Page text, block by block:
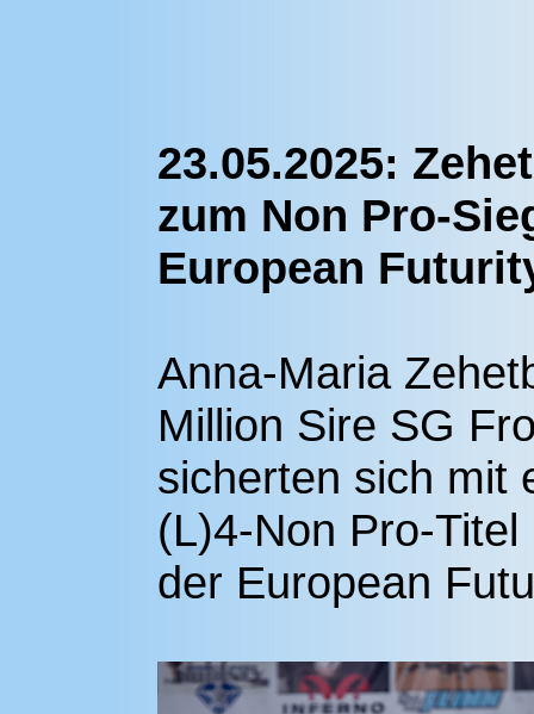
23.05.2025:
zum Non Pro-
European
Anna-Maria
Million Sire SG
sicherten sich mit
(L)4-Non Pro-
der European